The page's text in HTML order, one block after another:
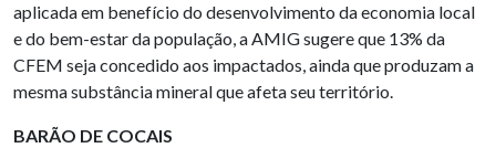
aplicada em benefício do desenvolvimento da economia local
e do bem-estar da população, a AMIG sugere que 13% da
CFEM seja concedido aos impactados, ainda que produzam a
mesma substância mineral que afeta seu território.
BARÃO DE COCAIS